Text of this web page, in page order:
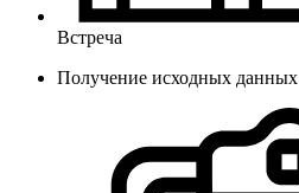
Встреча
Получение исходных данных